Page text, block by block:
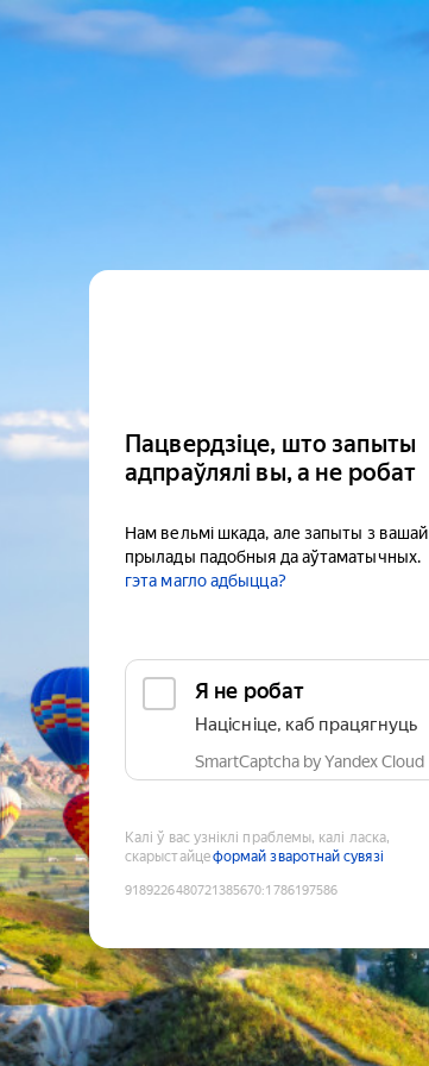
Пацвердзіце, што запыты
адпраўлялі вы, а не робат
Нам вельмі шкада, але запыты з вашай
прылады падобныя да аўтаматычных.
гэта магло адбыцца?
Я не робат
Націсніце, каб працягнуць
SmartCaptcha by Yandex Cloud
Калі ў вас узніклі праблемы, калі ласка,
скарыстайцеформай зваротнай сувязі
9189226480721385670:1786197586